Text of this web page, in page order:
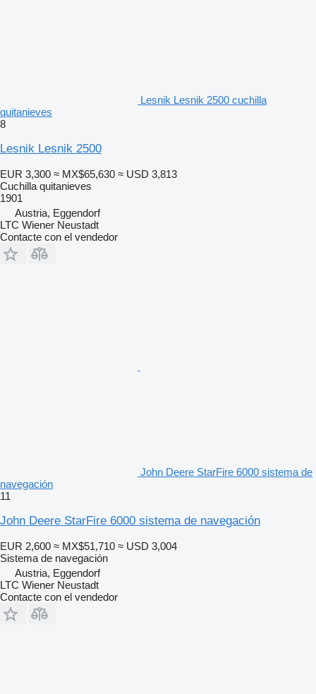
Lesnik Lesnik 2500 cuchilla
quitanieves
8
Lesnik Lesnik 2500
EUR 3,300 ≈ MX$65,630 ≈ USD 3,813
Cuchilla quitanieves
1901
Austria, Eggendorf
LTC Wiener Neustadt
Contacte con el vendedor
John Deere StarFire 6000 sistema de
navegación
11
John Deere StarFire 6000 sistema de navegación
EUR 2,600 ≈ MX$51,710 ≈ USD 3,004
Sistema de navegación
Austria, Eggendorf
LTC Wiener Neustadt
Contacte con el vendedor